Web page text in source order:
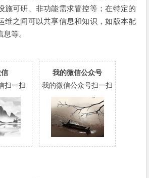
施可研、非功能需求管控等；在特定的
维之间可以共享信息和知识，如版本配
等。
扫一扫
我的微信公众号
我的微信公众号扫一扫